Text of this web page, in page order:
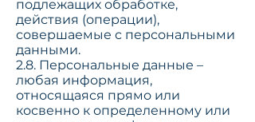
подлежащих обработке,
действия (операции),
совершаемые с персональными
данными.
2.8. Персональные данные –
любая информация,
относящаяся прямо или
косвенно к определенному или